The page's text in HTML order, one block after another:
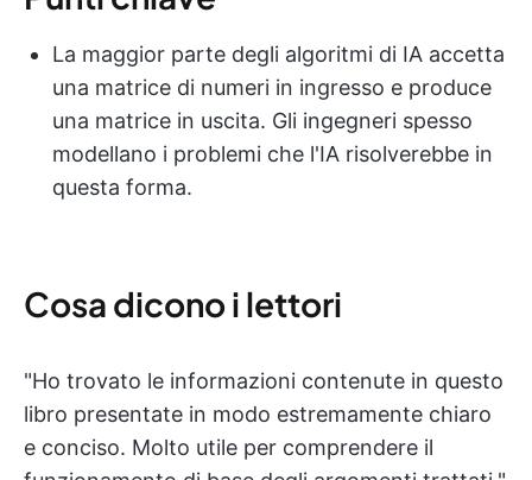
La maggior parte degli algoritmi di IA accetta
una matrice di numeri in ingresso e produce
una matrice in uscita. Gli ingegneri spesso
modellano i problemi che l'IA risolverebbe in
questa forma.
Cosa dicono i lettori
"Ho trovato le informazioni contenute in questo
libro presentate in modo estremamente chiaro
e conciso. Molto utile per comprendere il